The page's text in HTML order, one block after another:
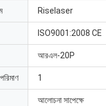
Riselaser
ISO9001:2008 CE
আরএল-20P
1
আলোচনা সাপেক্ষে